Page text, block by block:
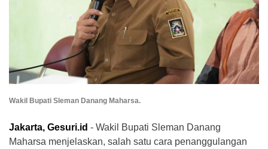
Wakil Bupati Sleman Danang Maharsa.
Jakarta, Gesuri.id - Wakil Bupati Sleman Danang
Maharsa menjelaskan, salah satu cara penanggulangan